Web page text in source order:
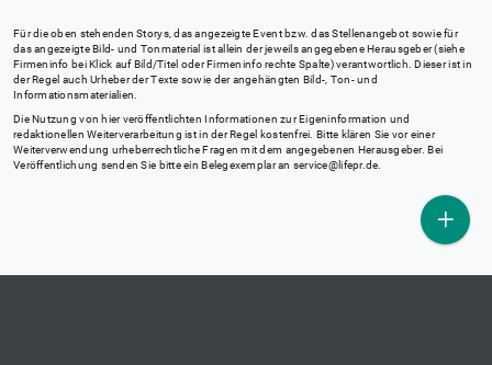
Für die oben stehenden Storys, das angezeigte Event bzw. das Stellenangebot sowie für
das angezeigte Bild- und Tonmaterial ist allein der jeweils angegebene Herausgeber (siehe
Firmeninfo bei Klick auf Bild/Titel oder Firmeninfo rechte Spalte) verantwortlich. Dieser ist in
der Regel auch Urheber der Texte sowie der angehängten Bild-, Ton- und
Informationsmaterialien.
Die Nutzung von hier veröffentlichten Informationen zur Eigeninformation und
redaktionellen Weiterverarbeitung ist in der Regel kostenfrei. Bitte klären Sie vor einer
Weiterverwendung urheberrechtliche Fragen mit dem angegebenen Herausgeber. Bei
Veröffentlichung senden Sie bitte ein Belegexemplar an service@lifepr.de